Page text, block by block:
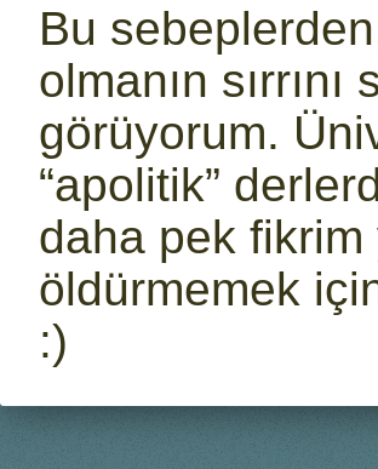
Bu
olmanın
görüyorum.
“apolitik”
daha pek fikrim
öldürmemek
:)